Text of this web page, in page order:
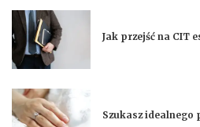
Jak przejść na CIT
Szukasz idealnego